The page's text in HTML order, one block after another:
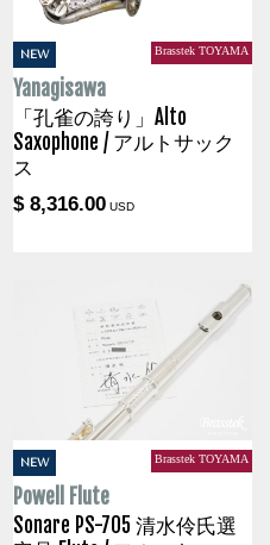
NEW Brasstek TOYAMA
Yanagisawa
「孔雀の誇り」Alto
Saxophone / アルトサック
ス
$ 8,316.00USD
NEW Brasstek TOYAMA
Powell Flute
Sonare PS-705 清水伶氏選